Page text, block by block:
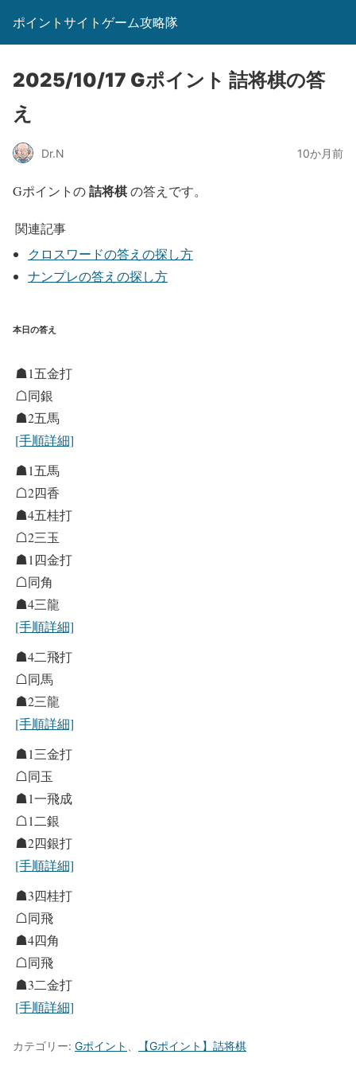
ポイントサイトゲーム攻略隊
2025/10/17 Gポイント 詰将棋の答
え
Dr.N 10か月前
Gポイントの詰将棋の答えです。
関連記事
クロスワードの答えの探し方
ナンプレの答えの探し方
本日の答え
☗1五金打
☖同銀
☗2五馬
[手順詳細]
☗1五馬
☖2四香
☗4五桂打
☖2三玉
☗1四金打
☖同角
☗4三龍
[手順詳細]
☗4二飛打
☖同馬
☗2三龍
[手順詳細]
☗1三金打
☖同玉
☗1一飛成
☖1二銀
☗2四銀打
[手順詳細]
☗3四桂打
☖同飛
☗4四角
☖同飛
☗3二金打
[手順詳細]
カテゴリー: Gポイント 【Gポイント】詰将棋